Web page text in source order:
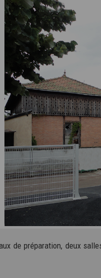
de préparation, deux